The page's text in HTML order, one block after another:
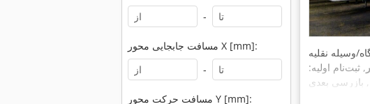
-
مسافت جابجایی محور X [mm]:
-
مسافت حرکت محور Y [mm]:
, ثبت‌نام اولیه: